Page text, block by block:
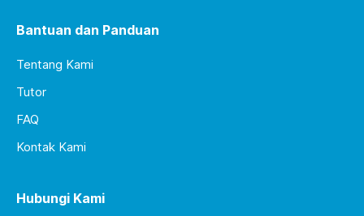
Bantuan dan Panduan
Tentang Kami
Tutor
FAQ
Kontak Kami
Hubungi Kami